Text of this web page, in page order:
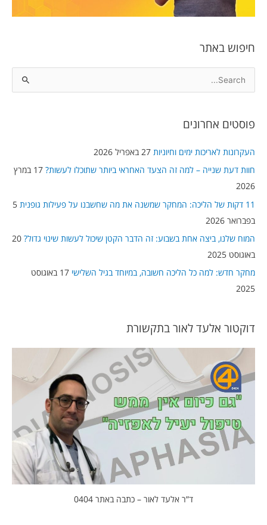
חיפוש באתר
r
r
:
פוסטים אחרונים
העקרונות לאריכות ימים וחיוניות 27 באפריל 2026
חוות דעת שנייה – למה זה הצעד האחראי ביותר שתוכלו לעשות?
17 במרץ
2026
11 דקות של הליכה: המחקר שמשנה את מה שחשבנו על פעילות גופנית
5
בפברואר 2026
המוח שלנו, ביצה אחת בשבוע: זה הדבר הקטן שיכול לעשות שינוי גדול? 20
באוגוסט 2025
מחקר חדש: למה כל הליכה חשובה, במיוחד בגיל השלישי
17 באוגוסט
2025
דוקטור אלעד לאור בתקשורת
ד”ר אלעד לאור – כתבה באתר 0404